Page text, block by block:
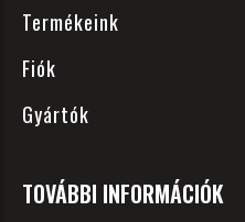
Termékeink
Fiók
Gyártók
TOVÁBBI INFORMÁCIÓK